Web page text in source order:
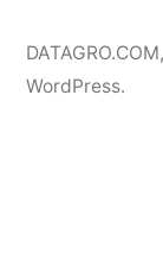
DATAGRO.COM,
WordPress.